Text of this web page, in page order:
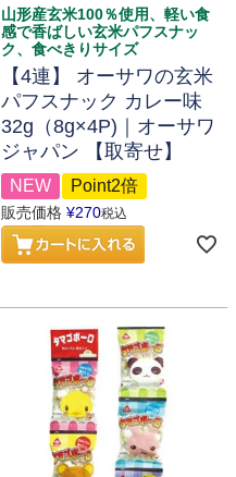
山形産玄米100％使用、軽い食
感で香ばしい玄米パフスナッ
ク、食べきりサイズ
【4連】 オーサワの玄米
パフスナック カレー味
32g（8g×4P)｜オーサワ
ジャパン 【取寄せ】
NEW Point2倍
販売価格 ¥270税込